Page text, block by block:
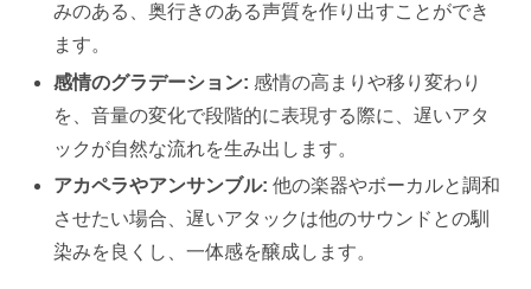
みのある、奥行きのある声質を作り出すことができ
ます。
感情のグラデーション: 感情の高まりや移り変わり
を、音量の変化で段階的に表現する際に、遅いアタ
ックが自然な流れを生み出します。
アカペラやアンサンブル: 他の楽器やボーカルと調和
させたい場合、遅いアタックは他のサウンドとの馴
染みを良くし、一体感を醸成します。